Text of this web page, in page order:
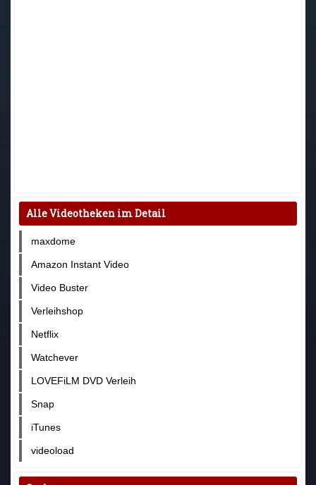
Alle Videotheken im Detail
maxdome
Amazon Instant Video
Video Buster
Verleihshop
Netflix
Watchever
LOVEFiLM DVD Verleih
Snap
iTunes
videoload